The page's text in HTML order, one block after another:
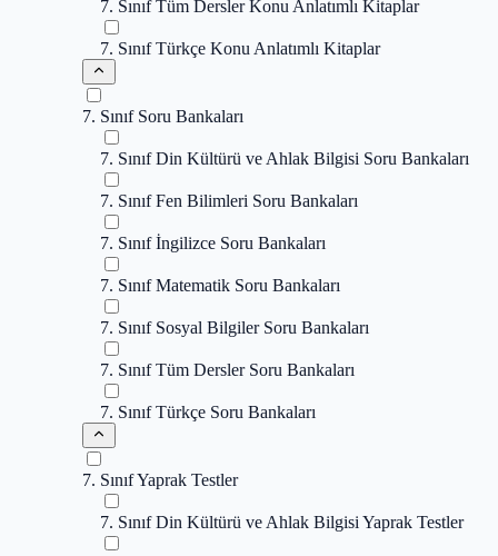
7. Sınıf Tüm Dersler Konu Anlatımlı Kitaplar
7. Sınıf Türkçe Konu Anlatımlı Kitaplar
7. Sınıf Soru Bankaları
7. Sınıf Din Kültürü ve Ahlak Bilgisi Soru Bankaları
7. Sınıf Fen Bilimleri Soru Bankaları
7. Sınıf İngilizce Soru Bankaları
7. Sınıf Matematik Soru Bankaları
7. Sınıf Sosyal Bilgiler Soru Bankaları
7. Sınıf Tüm Dersler Soru Bankaları
7. Sınıf Türkçe Soru Bankaları
7. Sınıf Yaprak Testler
7. Sınıf Din Kültürü ve Ahlak Bilgisi Yaprak Testler